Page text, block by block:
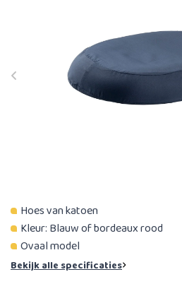
Hoes van katoen
Kleur: Blauw of bordeaux rood
Ovaal model
Bekijk alle specificaties